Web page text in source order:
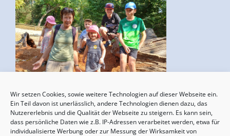
Wir setzen Cookies, sowie weitere Technologien auf dieser Webseite ein.
Ein Teil davon ist unerlässlich, andere Technologien dienen dazu, das
Nutzererlebnis und die Qualität der Webseite zu steigern. Es kann sein,
dass persönliche Daten wie z.B. IP-Adressen verarbeitet werden, etwa für
individualisierte Werbung oder zur Messung der Wirksamkeit von
Sommertreffen für (Groß-)Eltern mit Kindern
von 2-6 Jahren
13.08.2026, 09:30 - 11:00 Uhr